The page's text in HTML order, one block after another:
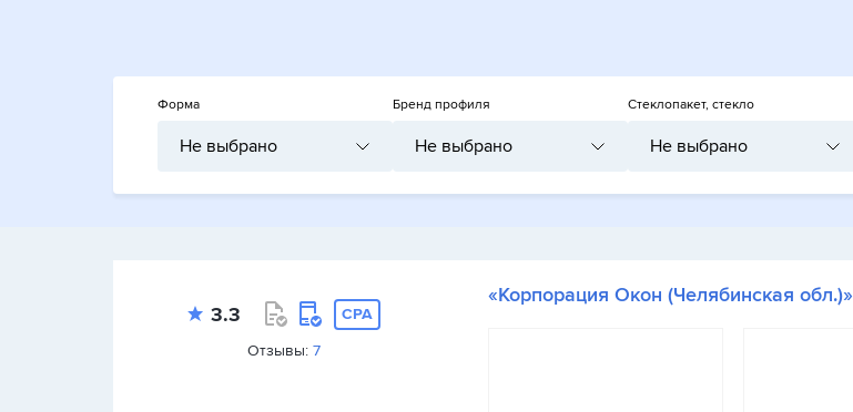
Форма
Не выбрано
Бренд профиля
Не выбрано
Стеклопакет, стекло
Не выбрано
3.3
CPA
Отзывы: 7
«Корпорация Окон (Челябинская обл.)»